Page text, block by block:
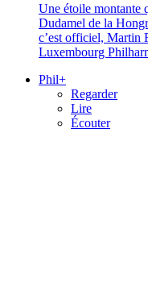
Une étoile montante
Dudamel de la
c’est officiel, Martin
Luxembourg
Phil+
Regarder
Lire
Écouter